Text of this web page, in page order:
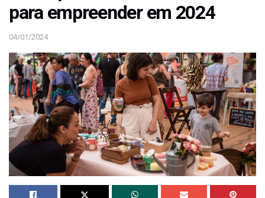
para empreender em 2024
04/01/2024